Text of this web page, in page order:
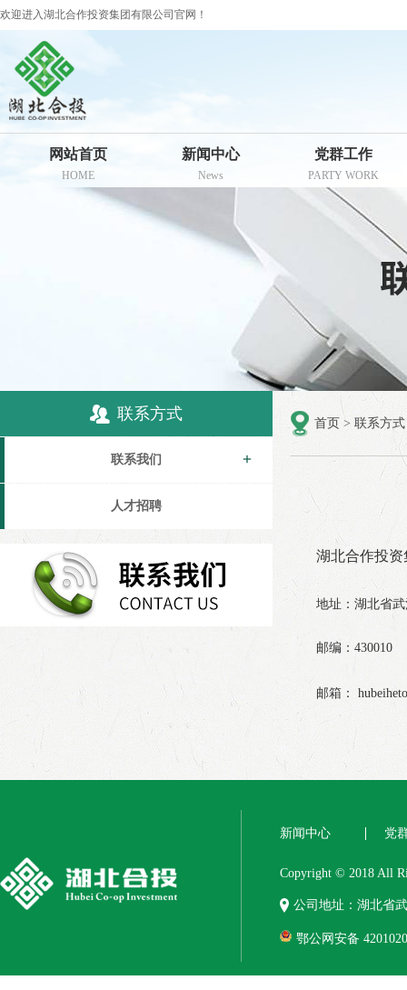
欢迎进入湖北合作投资集团有限公司官网！
网站首页
HOME
新闻中心
News
党群工作
PARTY WORK
联系方式
联系我们
人才招聘
首页 > 联系方式
湖北合作投
地址：湖北省
邮编：430010
邮箱：
新闻中心 党
Copyright © 2018 All
公司地址：湖北省
鄂公网安备